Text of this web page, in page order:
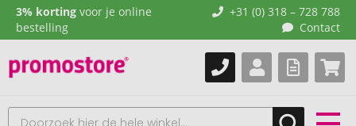
3% korting voor je online
bestelling
+31 (0) 318 – 728 788
Contact